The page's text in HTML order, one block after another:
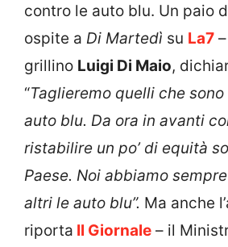
contro le auto blu. Un paio
ospite a Di Martedì su La7
grillino Luigi Di Maio,
“Taglieremo quelli che
auto blu. Da ora in avanti
ristabilire un po’ di equità
Paese. Noi abbiamo
altri le auto blu”. Ma anche
riporta Il Giornale – il